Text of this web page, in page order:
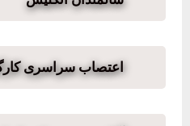
اعتصاب سراسری